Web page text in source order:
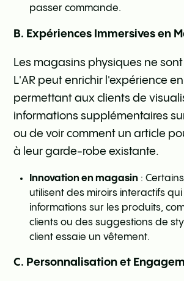
passer commande.
B. Expériences Immersives en
Les magasins physiques ne
L'AR peut enrichir l'expérience
permettant aux clients de
informations supplémentaires
ou de voir comment un article
à leur garde-robe existante.
Innovation en magasin :
utilisent des miroirs interactifs
informations sur les produits,
clients ou des suggestions de
client essaie un vêtement.
C. Personnalisation et